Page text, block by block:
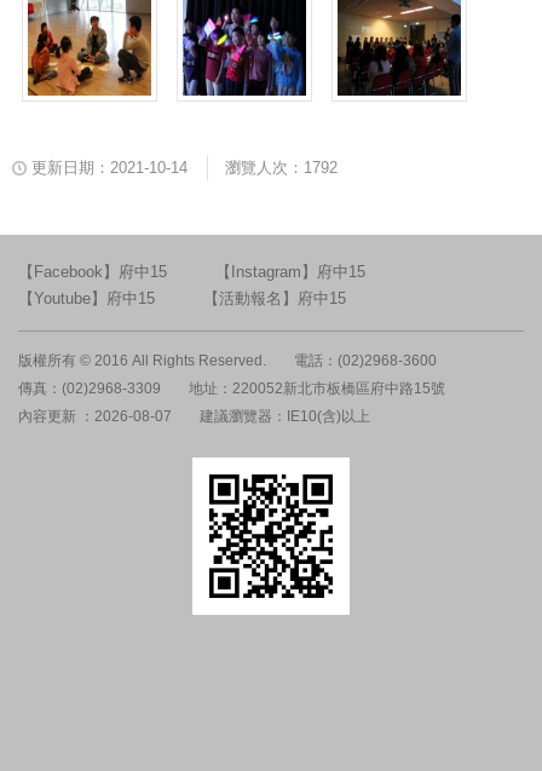
更新日期：2021-10-14 瀏覽人次：1792
【Facebook】府中15
【Instagram】府中15
【Youtube】府中15
【活動報名】府中15
版權所有 © 2016 All Rights Reserved.
電話：(02)2968-3600
傳真：(02)2968-3309
地址：220052新北市板橋區府中路15號
內容更新 ：2026-08-07
建議瀏覽器：IE10(含)以上